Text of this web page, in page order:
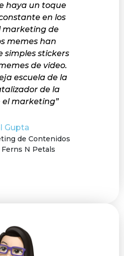
haya un toque
en los
marketing de
memes han
simples stickers
de video.
escuela de la
de la
el marketing”
Gupta
de Contenidos
N Petals